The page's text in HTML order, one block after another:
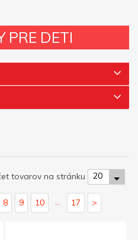
PRE DETI
tovarov na stránku 20
8 9 10 17 >